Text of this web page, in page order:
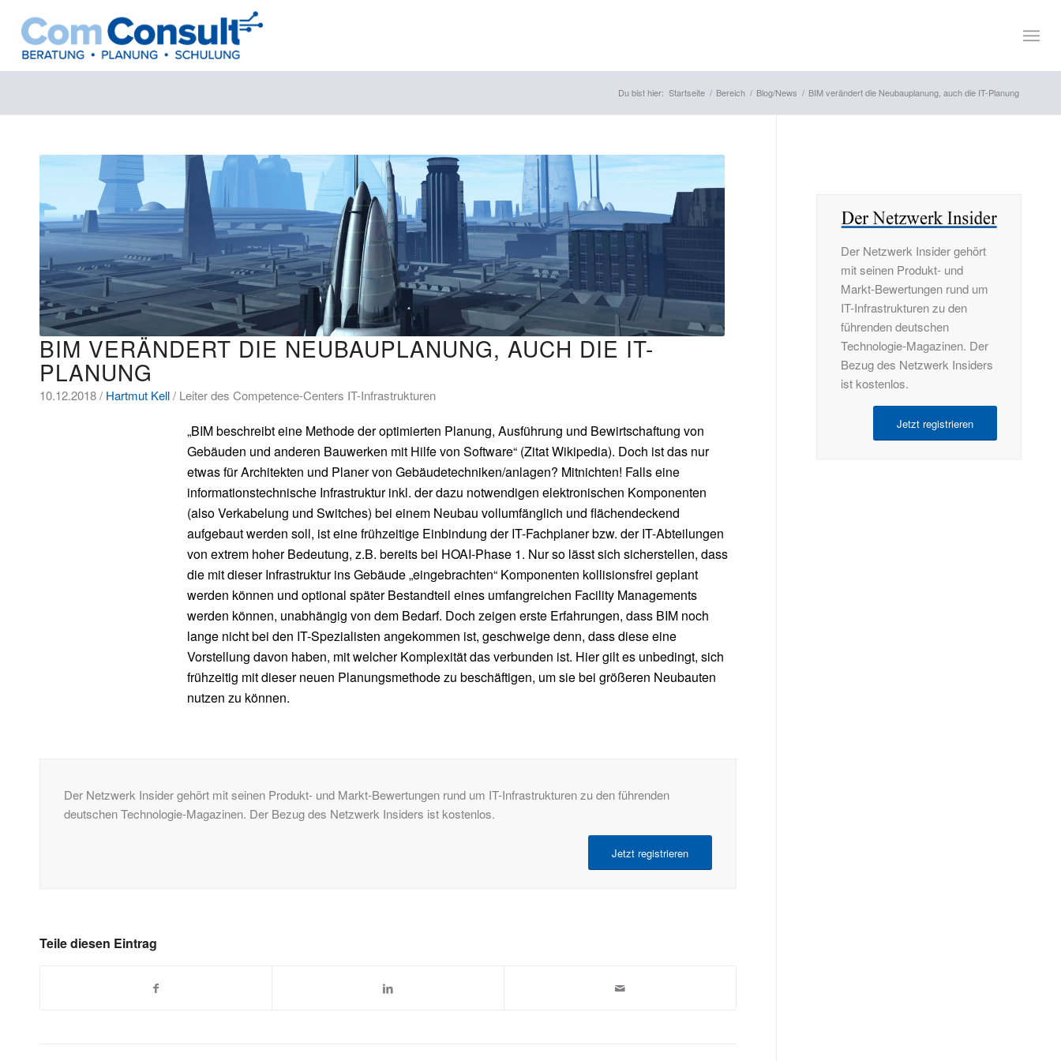
Du bist hier: Startseite / Bereich / Blog/News / BIM verändert die Neubauplanung, auch die IT-Planung
BIM VERÄNDERT DIE NEUBAUPLANUNG, AUCH DIE IT-
PLANUNG
10.12.2018 / Hartmut Kell/ Leiter des Competence-Centers IT-Infrastrukturen
„BIM beschreibt eine Methode der optimierten Planung, Ausführung und Bewirtschaftung von
Gebäuden und anderen Bauwerken mit Hilfe von Software“ (Zitat Wikipedia). Doch ist das nur
etwas für Architekten und Planer von Gebäudetechniken/anlagen? Mitnichten! Falls eine
informationstechnische Infrastruktur inkl. der dazu notwendigen elektronischen Komponenten
(also Verkabelung und Switches) bei einem Neubau vollumfänglich und flächendeckend
aufgebaut werden soll, ist eine frühzeitige Einbindung der IT-Fachplaner bzw. der IT-Abteilungen
von extrem hoher Bedeutung, z.B. bereits bei HOAI-Phase 1. Nur so lässt sich sicherstellen, dass
die mit dieser Infrastruktur ins Gebäude „eingebrachten“ Komponenten kollisionsfrei geplant
werden können und optional später Bestandteil eines umfangreichen Facility Managements
werden können, unabhängig von dem Bedarf. Doch zeigen erste Erfahrungen, dass BIM noch
lange nicht bei den IT-Spezialisten angekommen ist, geschweige denn, dass diese eine
Vorstellung davon haben, mit welcher Komplexität das verbunden ist. Hier gilt es unbedingt, sich
frühzeitig mit dieser neuen Planungsmethode zu beschäftigen, um sie bei größeren Neubauten
nutzen zu können.
Der Netzwerk Insider gehört mit seinen Produkt- und Markt-Bewertungen rund um IT-Infrastrukturen zu den führenden
deutschen Technologie-Magazinen. Der Bezug des Netzwerk Insiders ist kostenlos.
Jetzt registrieren
Teile diesen Eintrag
Der Netzwerk Insider gehört
mit seinen Produkt- und
Markt-Bewertungen rund um
IT-Infrastrukturen zu den
führenden deutschen
Technologie-Magazinen. Der
Bezug des Netzwerk Insiders
ist kostenlos.
Jetzt registrieren